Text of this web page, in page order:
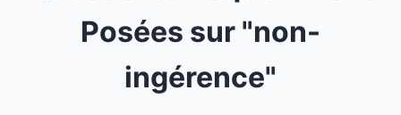
Posées sur "non-
ingérence"